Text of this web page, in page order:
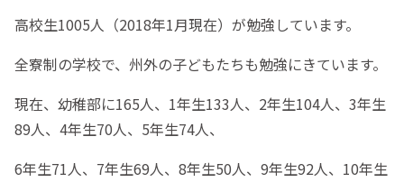
高校生1005人（2018年1月現在）が勉強しています。
全寮制の学校で、州外の子どもたちも勉強にきています。
現在、幼稚部に165人、1年生133人、2年生104人、3年生
89人、4年生70人、5年生74人、
6年生71人、7年生69人、8年生50人、9年生92人、10年生